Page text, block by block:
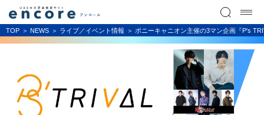
TOP NEWS ライブ／イベント情報 ポニーキャニオン主催の3マン企画『P's